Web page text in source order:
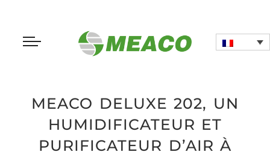
MEACO DELUXE 202, UN
HUMIDIFICATEUR ET
PURIFICATEUR D’AIR À